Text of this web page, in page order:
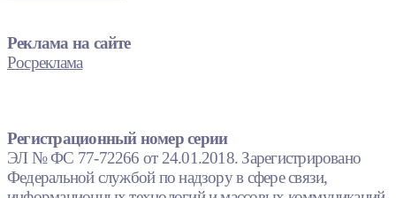
Реклама на сайте
Росреклама
Регистрационный номер серии
ЭЛ № ФС 77-72266 от 24.01.2018. Зарегистрировано
Федеральной службой по надзору в сфере связи,